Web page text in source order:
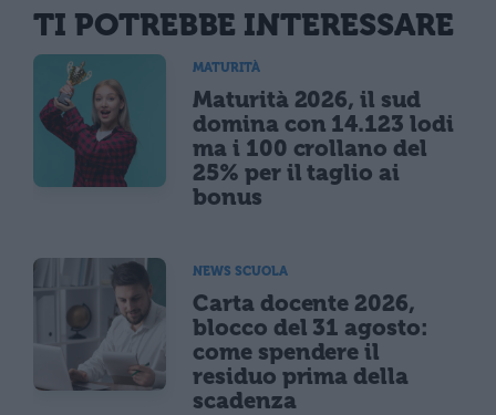
TI POTREBBE INTERESSARE
MATURITÀ
Maturità 2026, il sud
domina con 14.123 lodi
ma i 100 crollano del
25% per il taglio ai
bonus
NEWS SCUOLA
Carta docente 2026,
blocco del 31 agosto:
come spendere il
residuo prima della
scadenza